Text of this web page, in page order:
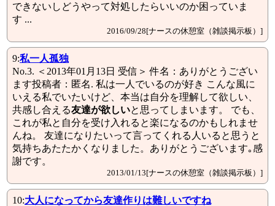
できないしどうやって対処したらいいのか困っていま
す ...
2016/09/28[ナースの休憩室（雑談掲示板）]
9:私一人孤独
No.3. ＜2013年01月13日 受信＞ 件名：ありがとうござい
ます投稿者：匿名. 私は一人でいるのが好き こんな風に
いえる私でいたいけど、本当は自分を理解して欲しい、
共感し合える友達が欲しいと思ってしまいます。 でも、
これが私と自分を受け入れると楽になるのかもしれませ
んね。 友達になりたいって言ってくれる人いると思うと
気持ちあたたかくなりました。ありがとうございます｡感
謝です。
2013/01/13[ナースの休憩室（雑談掲示板）]
10:大人になってから友達作りは難しいですね